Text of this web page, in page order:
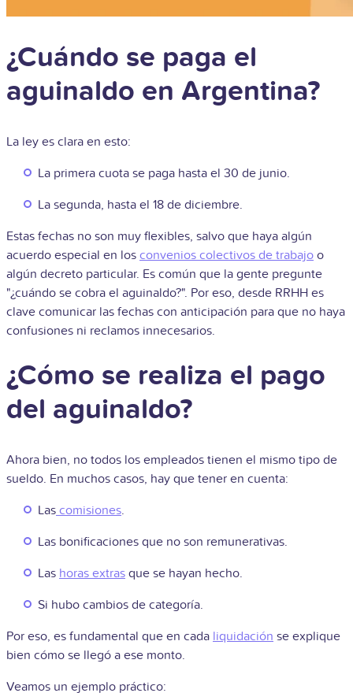
¿Cuándo se paga el
aguinaldo en Argentina?
La ley es clara en esto:
La primera cuota se paga hasta el 30 de junio.
La segunda, hasta el 18 de diciembre.
Estas fechas no son muy flexibles, salvo que haya algún
acuerdo especial en los convenios colectivos de trabajo o
algún decreto particular. Es común que la gente pregunte
"¿cuándo se cobra el aguinaldo?". Por eso, desde RRHH es
clave comunicar las fechas con anticipación para que no haya
confusiones ni reclamos innecesarios.
¿Cómo se realiza el pago
del aguinaldo?
Ahora bien, no todos los empleados tienen el mismo tipo de
sueldo. En muchos casos, hay que tener en cuenta:
Las comisiones.
Las bonificaciones que no son remunerativas.
Las horas extras que se hayan hecho.
Si hubo cambios de categoría.
Por eso, es fundamental que en cada liquidación se explique
bien cómo se llegó a ese monto.
Veamos un ejemplo práctico: